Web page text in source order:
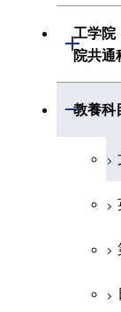
工学院
院共通
開閉
教養科
開閉